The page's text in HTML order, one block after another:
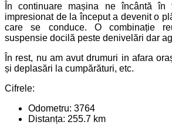
În continuare mașina ne încântă
impresionat de la început a devenit o
care se conduce. O combinație
suspensie docilă peste denivelări dar
În rest, nu am avut drumuri in afara
și deplasări la cumpărături, etc.
Cifrele:
Odometru: 3764
Distanța: 255.7 km